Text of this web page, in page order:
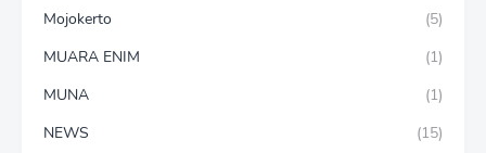
Mojokerto
(5)
MUARA ENIM
(1)
MUNA
(1)
NEWS
(15)